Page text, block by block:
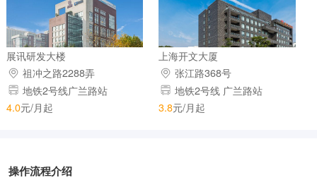
展讯研发大楼
祖冲之路2288弄
地铁2号线广兰路站
4.0元/月起
上海开文大厦
张江路368号
地铁2号线 广兰路站
3.8元/月起
操作流程介绍